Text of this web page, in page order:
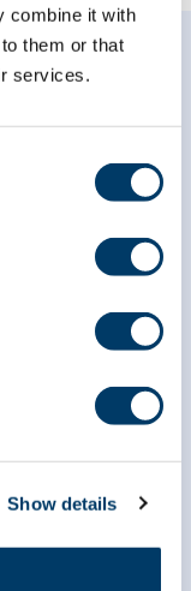
combine it with
them or that
services.
Show details